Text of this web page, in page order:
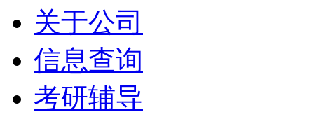
关于公司
信息查询
考研辅导